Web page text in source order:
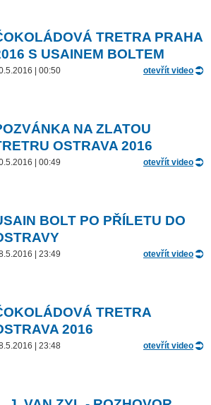
TRETRA PRAHA
S USAINEM BOLTEM
| 00:50 otevřít video
NA ZLATOU
OSTRAVA 2016
| 00:49 otevřít video
BOLT PO PŘÍLETU DO
| 23:49 otevřít video
TRETRA
2016
| 23:48 otevřít video